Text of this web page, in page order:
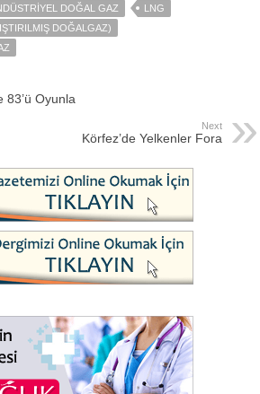
DOĞAL GAZ
LNG
DOĞALGAZ)
83’ü Oyunla
Next
Körfez’de Yelkenler Fora